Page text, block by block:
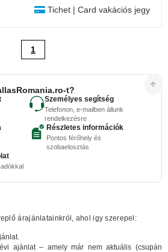
Tichet | Card vakációs jegy
1
t?
Személyes segítség
Telefonon, e-mailben állunk
rendelkezésre
Részletes információk
Pontos férőhely és
szobaelosztás
árajánlatainkról, ahol igy szerepel:
ajánlat – amely már nem aktuális (csupán